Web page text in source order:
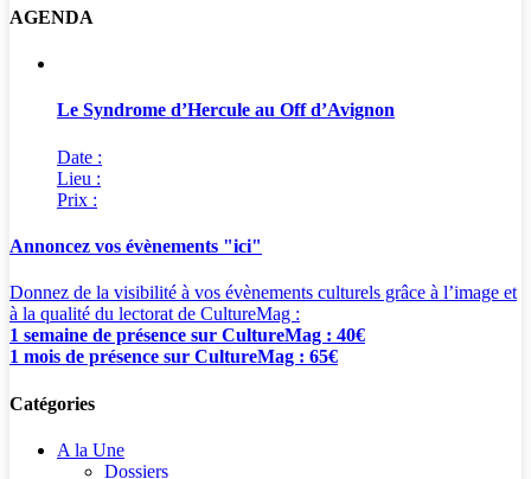
AGENDA
Le Syndrome d’Hercule au Off d’Avignon
Date :
Lieu :
Prix :
Annoncez vos évènements "ici"
Donnez de la visibilité à vos évènements culturels grâce à l’image et
à la qualité du lectorat de CultureMag :
1 semaine de présence sur CultureMag : 40€
1 mois de présence sur CultureMag : 65€
Catégories
A la Une
Dossiers